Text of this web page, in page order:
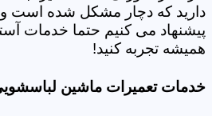
دارید که دچار مشکل شده است و
پیشنهاد می کنیم حتما خدمات
همیشه تجربه کنید!
خدمات تعمیرات ماشین